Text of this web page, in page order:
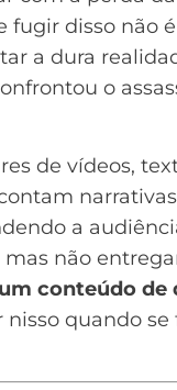
fugir disso não
a dura
o
de vídeos,
a
não
conteúdo de
nisso quando se